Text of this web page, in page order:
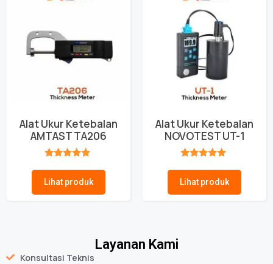
Alat Ukur Ketebalan
AMTAST TA206
Lihat produk
Alat Ukur Ketebalan
NOVOTEST UT-1
Lihat produk
Layanan Kami
Konsultasi Teknis